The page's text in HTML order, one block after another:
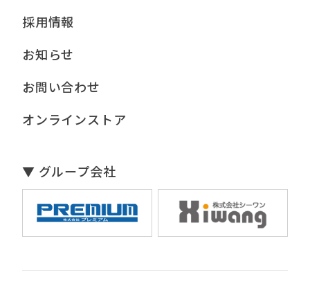
採用情報
お知らせ
お問い合わせ
オンラインストア
▼ グループ会社